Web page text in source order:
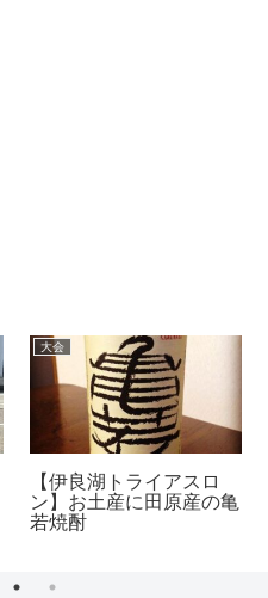
大会
【伊良湖トライアスロ
ン】お土産に田原産の亀
若焼酎